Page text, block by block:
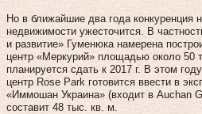
Но в ближайшие два года конкуренция
недвижимости ужесточится. В
и развитие» Гуменюка намерена
центр «Меркурий» площадью около 50
планируется сдать к 2017 г. В этом
центр Rose Park готовится ввести в
«Иммошан Украина» (входит в Auchan
составит 48 тыс. кв. м.